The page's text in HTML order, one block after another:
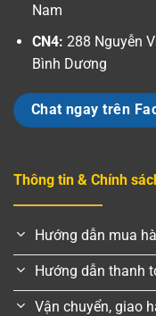
Nam
CN4: 288 Nguyễn
Bình Dương
Chat ngay trên
Thông tin & Chính
Hướng dẫn mua
Hướng dẫn thanh
Vận chuyển, giao